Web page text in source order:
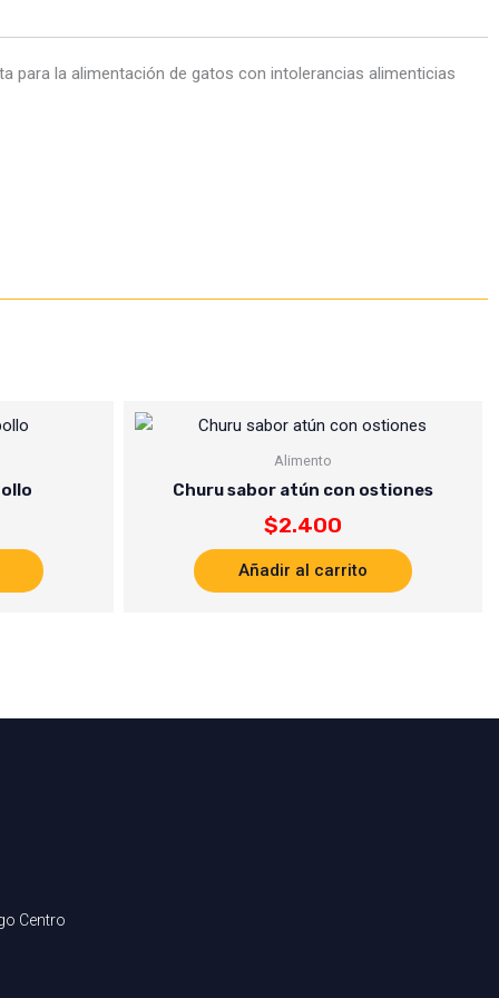
para la alimentación de gatos con intolerancias alimenticias
Alimento
Churu sabor atún con ostiones
$2.400
Añadir al carrito
Centro